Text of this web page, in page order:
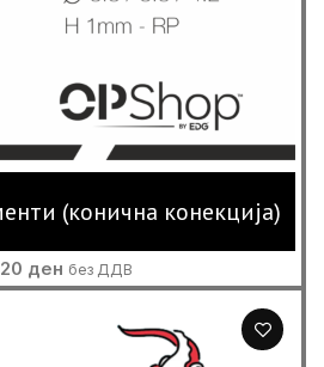
(конична конекција)
ден без ДДВ